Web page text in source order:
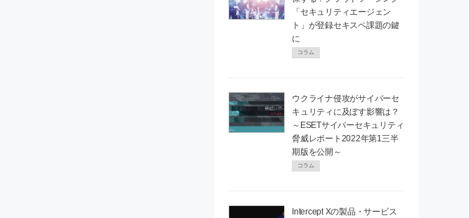
「セキュリティエージェン
ト」が登録セキスペ課題の鍵
に
コラム
ウクライナ侵攻がサイバーセ
キュリティに及ぼす影響は？
～ESETサイバーセキュリティ
脅威レポート2022年第1三半
期版を公開～
コラム
Intercept Xの製品・サービス